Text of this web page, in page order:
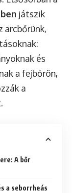
játszik
arcbőrünk,
és
a fejbőrön,
a
A bőr
a seborrheás